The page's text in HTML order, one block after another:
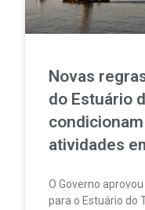
Novas
do Estuário
atividades
O Governo
para o Estuário do